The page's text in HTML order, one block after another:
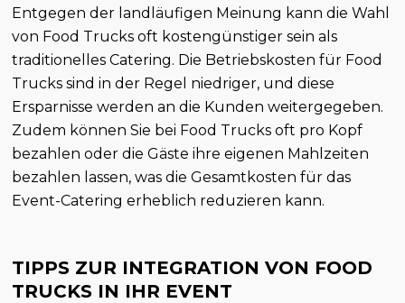
Entgegen der landläufigen Meinung kann die Wahl
von Food Trucks oft kostengünstiger sein als
traditionelles Catering. Die Betriebskosten für Food
Trucks sind in der Regel niedriger, und diese
Ersparnisse werden an die Kunden weitergegeben.
Zudem können Sie bei Food Trucks oft pro Kopf
bezahlen oder die Gäste ihre eigenen Mahlzeiten
bezahlen lassen, was die Gesamtkosten für das
Event-Catering erheblich reduzieren kann.
TIPPS ZUR INTEGRATION VON FOOD
TRUCKS IN IHR EVENT